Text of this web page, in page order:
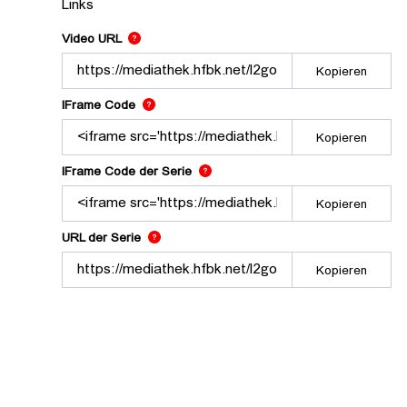
Links
Video URL Der Link zu diesem Video
Kopieren
IFrame Code Nutzen Sie diesen Code, um das Video mit
Kopieren
IFrame Code der Serie Nutzen Sie diesen Code, um das
Kopieren
URL der Serie Der Link zur Serie.
Kopieren